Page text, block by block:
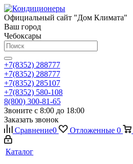
Официальный сайт "Дом Климата"
Ваш город
Чебоксары
+7(8352) 288777
+7(8352) 288777
+7(8352) 285107
+7(8352) 580-108
8(800) 300-81-65
Звоните с 8:00 до 18:00
Заказать звонок
Сравнение0 Отложенные 0
Каталог